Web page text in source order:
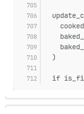
  )
if